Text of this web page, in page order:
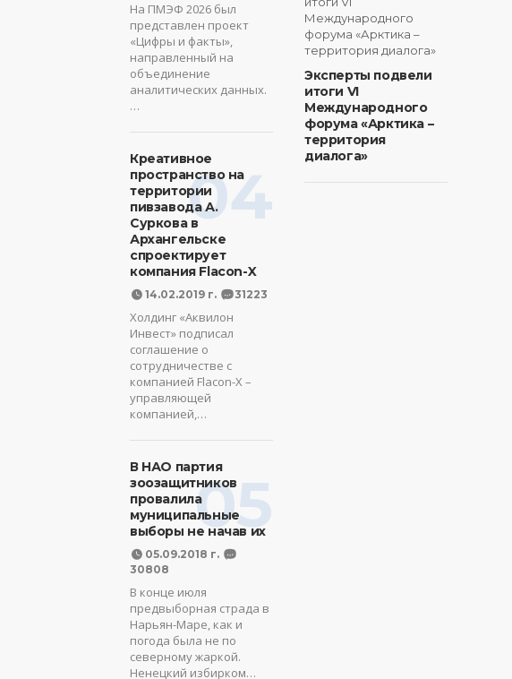
На ПМЭФ 2026 был
представлен проект
«Цифры и факты»,
направленный на
объединение
аналитических данных.
…
04
Креативное
пространство на
территории
пивзавода А.
Суркова в
Архангельске
спроектирует
компания Flacon-X
14.02.2019 г. 31223
Холдинг «Аквилон
Инвест» подписал
соглашение о
сотрудничестве с
компанией Flacon-X –
управляющей
компанией,…
05
В НАО партия
зоозащитников
провалила
муниципальные
выборы не начав их
05.09.2018 г.
30808
В конце июля
предвыборная страда в
Нарьян-Маре, как и
погода была не по
северному жаркой.
Ненецкий избирком…
Эксперты подвели
итоги VI
Международного
форума «Арктика –
территория
диалога»